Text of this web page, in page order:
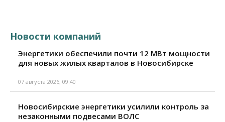
Новости компаний
Энергетики обеспечили почти 12 МВт мощности
для новых жилых кварталов в Новосибирске
07 августа 2026, 09:40
Новосибирские энергетики усилили контроль за
незаконными подвесами ВОЛС